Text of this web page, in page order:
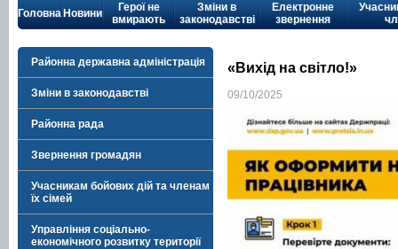
Головна Новини
Герої не
вмирають
Зміни в
законодавстві
Електронне
звернення
Районна державна адміністрація
Зміни в законодавстві
Районна рада
Звернення громадян
Учасникам бойових дій та членам
їх сімей
Управління соціально-
економічного розвитку території
«Вихід на світло!»
09/10/2025